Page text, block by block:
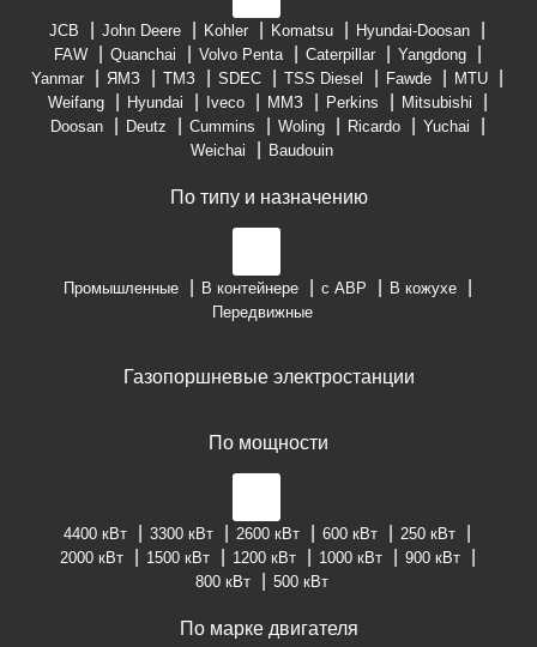
JCB John Deere Kohler Komatsu
Hyundai-Doosan
FAW
Quanchai Volvo Penta Caterpillar
Yangdong
Yanmar
ЯМЗ ТМЗ SDEC TSS Diesel Fawde
MTU
Weifang
Hyundai Iveco ММЗ Perkins
Mitsubishi
Doosan
Deutz Cummins Woling Ricardo
Yuchai
Weichai
Baudouin
По типу и назначению
Промышленные В контейнере с АВР
В кожухе
Передвижные
Газопоршневые электростанции
По мощности
4400 кВт 3300 кВт 2600 кВт 600 кВт
250 кВт
2000 кВт
1500 кВт 1200 кВт 1000 кВт
900 кВт
800 кВт
500 кВт
По марке двигателя